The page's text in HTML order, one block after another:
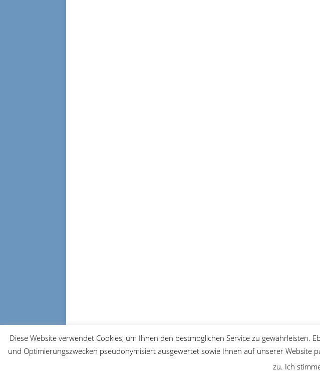
© 2026 FRM-TV
Diese Website verwendet Cookies, um Ihnen den bestmöglichen Service zu
und Optimierungszwecken pseudonymisiert ausgewertet sowie Ihnen auf unserer Website
zu. Ich